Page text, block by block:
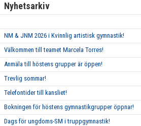
Nyhetsarkiv
NM & JNM 2026 i Kvinnlig artistisk gymnastik!
Välkommen till teamet Marcela Torres!
Anmäla till höstens grupper är öppen!
Trevlig sommar!
Telefontider till kansliet!
Bokningen för höstens gymnastikgrupper öppnar!
Dags för ungdoms-SM i truppgymnastik!